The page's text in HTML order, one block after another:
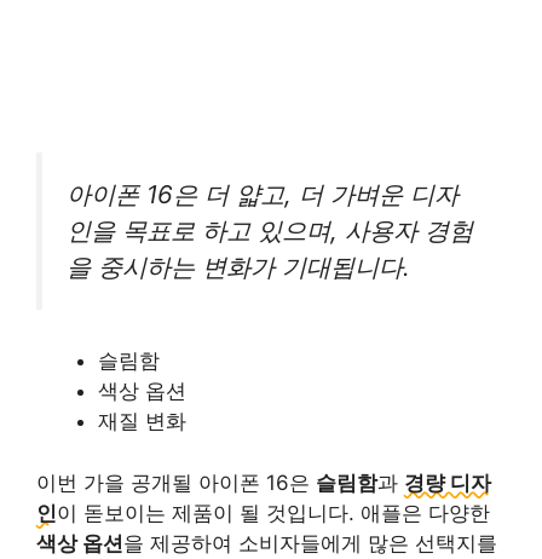
아이폰 16은 더 얇고, 더 가벼운 디자
인을 목표로 하고 있으며, 사용자 경험
을 중시하는 변화가 기대됩니다.
슬림함
색상 옵션
재질 변화
이번 가을 공개될 아이폰 16은 슬림함과 경량 디자
인이 돋보이는 제품이 될 것입니다. 애플은 다양한
색상 옵션을 제공하여 소비자들에게 많은 선택지를